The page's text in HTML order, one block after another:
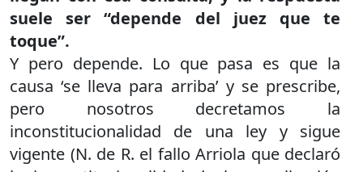
suele ser “depende del juez que te
toque”.
Y pero depende. Lo que pasa es que la
causa ‘se lleva para arriba’ y se prescribe,
pero nosotros decretamos la
inconstitucionalidad de una ley y sigue
vigente (N. de R. el fallo Arriola que declaró